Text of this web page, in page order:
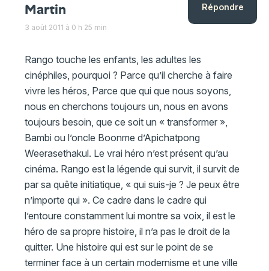
Martin
3 août 2011 à 0 h 25 min
Rango touche les enfants, les adultes les
cinéphiles, pourquoi ? Parce qu’il cherche à faire
vivre les héros, Parce que qui que nous soyons,
nous en cherchons toujours un, nous en avons
toujours besoin, que ce soit un « transformer »,
Bambi ou l’oncle Boonme d’Apichatpong
Weerasethakul. Le vrai héro n’est présent qu’au
cinéma. Rango est la légende qui survit, il survit de
par sa quête initiatique, « qui suis-je ? Je peux être
n’importe qui ». Ce cadre dans le cadre qui
l’entoure constamment lui montre sa voix, il est le
héro de sa propre histoire, il n’a pas le droit de la
quitter. Une histoire qui est sur le point de se
terminer face à un certain modernisme et une ville
Répondre